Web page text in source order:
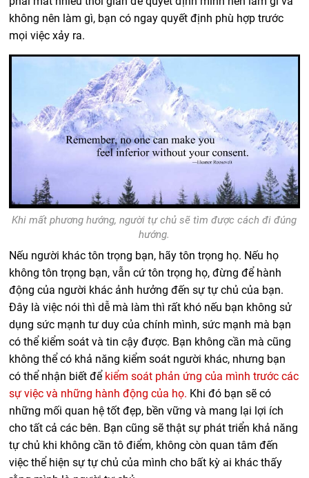
không nên làm gì, bạn có ngay quyết định phù hợp trước
mọi việc xảy ra.
Khi mất phương hướng, người tự chủ sẽ tìm được cách đi đúng
hướng.
Nếu người khác tôn trọng bạn, hãy tôn trọng họ. Nếu họ
không tôn trọng bạn, vẫn cứ tôn trọng họ, đừng để hành
động của người khác ảnh hưởng đến sự tự chủ của bạn.
Đây là việc nói thì dễ mà làm thì rất khó nếu bạn không sử
dụng sức mạnh tư duy của chính mình, sức mạnh mà bạn
có thể kiểm soát và tin cậy được. Bạn không cần mà cũng
không thể có khả năng kiểm soát người khác, nhưng bạn
có thể nhận biết để kiểm soát phản ứng của mình trước các
sự việc và những hành động của họ. Khi đó bạn sẽ có
những mối quan hệ tốt đẹp, bền vững và mang lại lợi ích
cho tất cả các bên. Bạn cũng sẽ thật sự phát triển khả năng
tự chủ khi không cần tô điểm, không còn quan tâm đến
việc thể hiện sự tự chủ của mình cho bất kỳ ai khác thấy